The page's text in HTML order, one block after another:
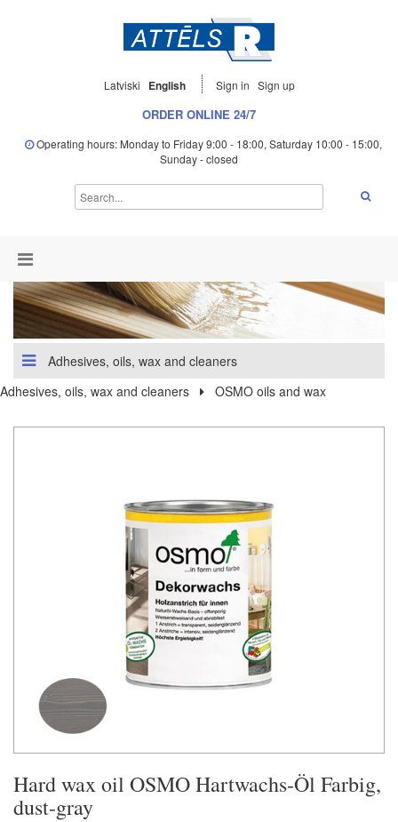
Latviski English Sign in Sign up
ORDER ONLINE 24/7
Operating hours: Monday to Friday 9:00 - 18:00, Saturday 10:00 - 15:00,
Sunday - closed
Adhesives, oils, wax and cleaners
Adhesives, oils, wax and cleaners
OSMO oils and wax
Hard wax oil OSMO Hartwachs-Öl Farbig,
dust-gray